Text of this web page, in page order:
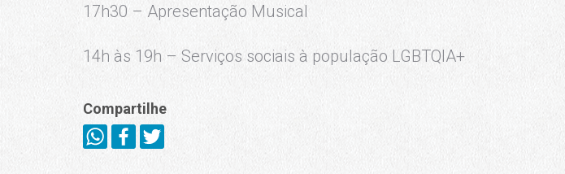
17h30 – Apresentação Musical
14h às 19h – Serviços sociais à população LGBTQIA+
Compartilhe